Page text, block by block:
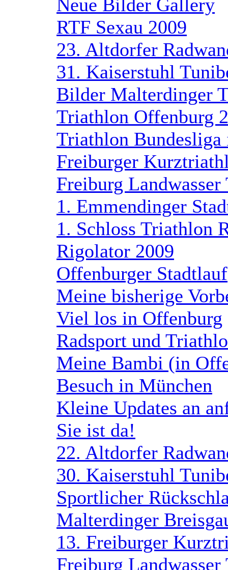
Neue Bilder Gallery
RTF Sexau 2009
23. Altdorfer
31. Kaiserstuhl
Bilder Malterdinger
Triathlon Offenburg
Triathlon
Freiburger
Freiburg
1. Emmendinger
1. Schloss Triathlon
Rigolator 2009
Offenburger Stadtlauf
Meine bisherige
Viel los in Offenburg
Radsport und
Meine Bambi (in
Besuch in München
Kleine Updates an
Sie ist da!
22. Altdorfer
30. Kaiserstuhl
Sportlicher
Malterdinger
13. Freiburger
Freiburg